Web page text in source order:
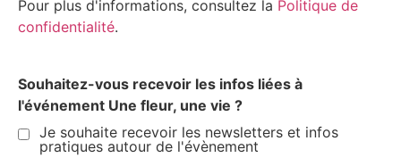
Pour plus d'informations, consultez la Politique de
confidentialité.
Souhaitez-vous recevoir les infos liées à
l'événement Une fleur, une vie ?
Je souhaite recevoir les newsletters et infos
pratiques autour de l'évènement